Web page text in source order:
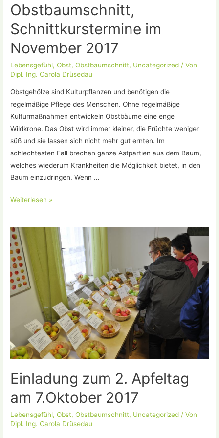
Obstbaumschnitt,
Schnittkurstermine im
November 2017
Lebensgefühl, Obst, Obstbaumschnitt, Uncategorized / Von
Dipl. Ing. Carola Drüsedau
Obstgehölze sind Kulturpflanzen und benötigen die
regelmäßige Pflege des Menschen. Ohne regelmäßige
Kulturmaßnahmen entwickeln Obstbäume eine enge
Wildkrone. Das Obst wird immer kleiner, die Früchte weniger
süß und sie lassen sich nicht mehr gut ernten. Im
schlechtesten Fall brechen ganze Astpartien aus dem Baum,
welches wiederum Krankheiten die Möglichkeit bietet, in den
Baum einzudringen. Wenn …
Naturgemäßer
im
November
2017
Weiterlesen »
Einladung zum 2. Apfeltag
am 7.Oktober 2017
Lebensgefühl, Obst, Obstbaumschnitt, Uncategorized / Von
Dipl. Ing. Carola Drüsedau